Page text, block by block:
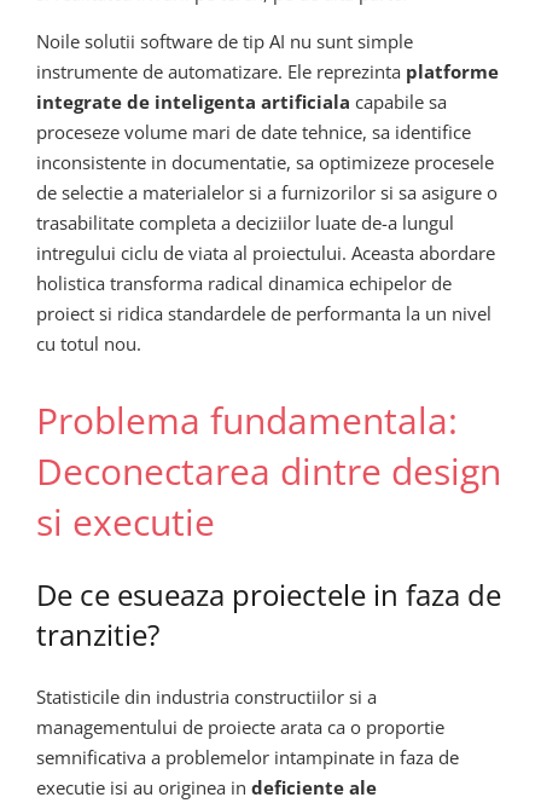
Noile solutii software de tip AI nu sunt simple
instrumente de automatizare. Ele reprezinta platforme
integrate de inteligenta artificiala capabile sa
proceseze volume mari de date tehnice, sa identifice
inconsistente in documentatie, sa optimizeze procesele
de selectie a materialelor si a furnizorilor si sa asigure o
trasabilitate completa a deciziilor luate de-a lungul
intregului ciclu de viata al proiectului. Aceasta abordare
holistica transforma radical dinamica echipelor de
proiect si ridica standardele de performanta la un nivel
cu totul nou.
Problema fundamentala:
Deconectarea dintre design
si executie
De ce esueaza proiectele in faza de
tranzitie?
Statisticile din industria constructiilor si a
managementului de proiecte arata ca o proportie
semnificativa a problemelor intampinate in faza de
executie isi au originea in deficiente ale